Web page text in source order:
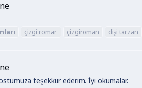
çizgi roman çizgiroman dişi tarzan
teşekkür ederim. İyi okumalar.